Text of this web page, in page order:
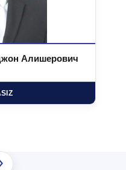
Алишерович